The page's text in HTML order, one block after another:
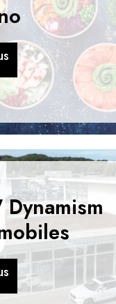
s
s
Dynamism
s
s